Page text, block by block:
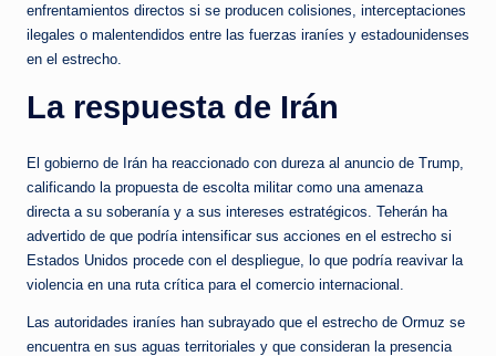
enfrentamientos directos si se producen colisiones, interceptaciones
ilegales o malentendidos entre las fuerzas iraníes y estadounidenses
en el estrecho.
La respuesta de Irán
El gobierno de Irán ha reaccionado con dureza al anuncio de Trump,
calificando la propuesta de escolta militar como una amenaza
directa a su soberanía y a sus intereses estratégicos. Teherán ha
advertido de que podría intensificar sus acciones en el estrecho si
Estados Unidos procede con el despliegue, lo que podría reavivar la
violencia en una ruta crítica para el comercio internacional.
Las autoridades iraníes han subrayado que el estrecho de Ormuz se
encuentra en sus aguas territoriales y que consideran la presencia